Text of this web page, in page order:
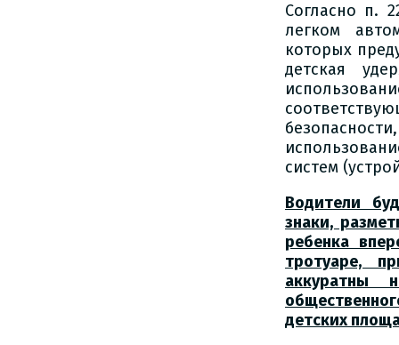
Согласно п.
легком
которых
детская
систем
Водители
знаки,
ребенка
тротуаре,
аккуратны
детских